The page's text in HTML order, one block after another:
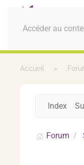
Accéder au
Accueil
Index
Forum